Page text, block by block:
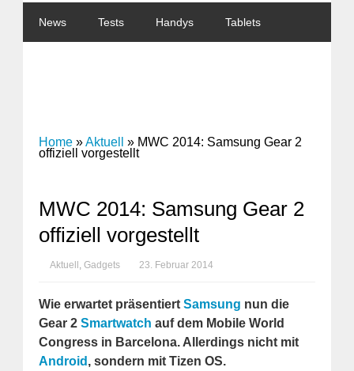
News Tests Handys Tablets
Home »Aktuell » MWC 2014: Samsung Gear 2
offiziell vorgestellt
MWC 2014: Samsung Gear 2
offiziell vorgestellt
Aktuell , Gadgets 23. Februar 2014
Wie erwartet präsentiert Samsung nun die
Gear 2 Smartwatch auf dem Mobile World
Congress in Barcelona. Allerdings nicht mit
Android , sondern mit Tizen OS.